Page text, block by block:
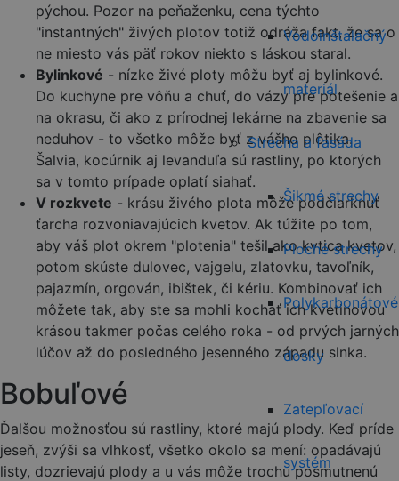
Vodoinštalačný
materiál
Strecha a fasáda
Šikmé strechy
Ploché strechy
Polykarbonátové
dosky
Zatepľovací
systém
pýchou. Pozor na peňaženku, cena týchto
"instantných" živých plotov totiž odráža fakt, že sa o
ne miesto vás päť rokov niekto s láskou staral.
Bylinkové - nízke živé ploty môžu byť aj bylinkové.
Do kuchyne pre vôňu a chuť, do vázy pre potešenie a
na okrasu, či ako z prírodnej lekárne na zbavenie sa
neduhov - to všetko môže byť z vášho plôtika.
Šalvia, kocúrnik aj levanduľa sú rastliny, po ktorých
sa v tomto prípade oplatí siahať.
V rozkvete - krásu živého plota môže podčiarknuť
ťarcha rozvoniavajúcich kvetov. Ak túžite po tom,
aby váš plot okrem "plotenia" tešil ako kytica kvetov,
potom skúste dulovec, vajgelu, zlatovku, tavoľník,
pajazmín, orgován, ibištek, či kériu. Kombinovať ich
môžete tak, aby ste sa mohli kochať ich kvetinovou
krásou takmer počas celého roka - od prvých jarných
lúčov až do posledného jesenného západu slnka.
Bobuľové
Ďalšou možnosťou sú rastliny, ktoré majú plody. Keď príde
jeseň, zvýši sa vlhkosť, všetko okolo sa mení: opadávajú
listy, dozrievajú plody a u vás môže trochu posmutnenú